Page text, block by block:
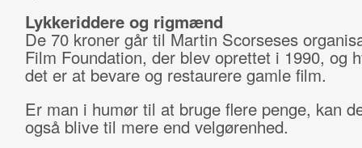
Lykkeriddere og rigmænd
De 70 kroner går til Martin Scorseses
Film Foundation, der blev oprettet i 1990, og
det er at bevare og restaurere gamle film.
Er man i humør til at bruge flere penge, kan
også blive til mere end velgørenhed.